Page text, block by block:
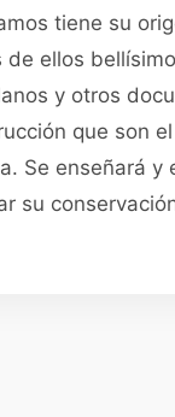
tiene su
ellos
y otros
que son
Se enseñará y
su